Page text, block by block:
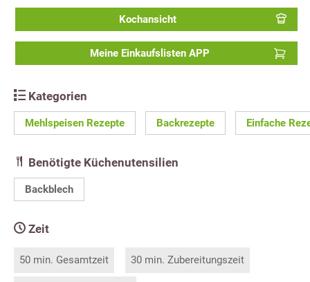
Kochansicht
Meine Einkaufslisten APP
Kategorien
Mehlspeisen Rezepte Backrezepte Einfache
Benötigte Küchenutensilien
Backblech
Zeit
50 min. Gesamtzeit 30 min. Zubereitungszeit